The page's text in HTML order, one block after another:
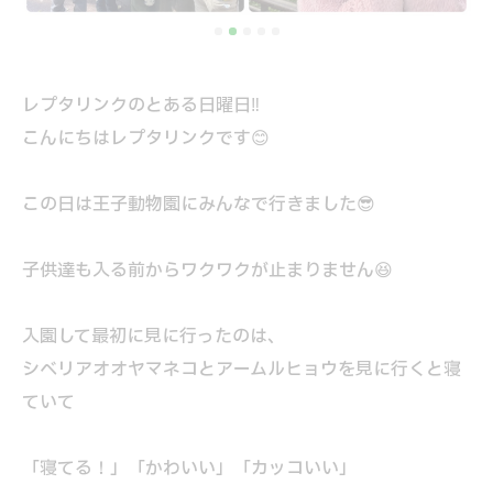
レプタリンクのとある日曜日‼️
こんにちはレプタリンクです😊
この日は王子動物園にみんなで行きました😎
子供達も入る前からワクワクが止まりません😆
入園して最初に見に行ったのは、
シベリアオオヤマネコとアームルヒョウを見に行くと寝
ていて
「寝てる！」「かわいい」「カッコいい」